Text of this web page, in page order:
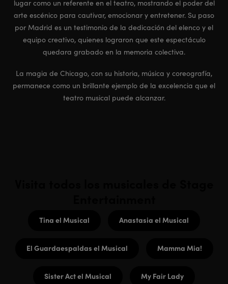
lugar como un referente en el teatro, mostrando el poder del
arte escénico para cautivar, emocionar y entretener. Su paso
por Madrid es un testimonio de la dedicación del elenco y el
equipo creativo, quienes lograron que este espectáculo
quedara grabado en la memoria colectiva.
La magia de Chicago, con su historia, música y coreografía,
permanece como un brillante ejemplo de la excelencia que el
teatro musical puede alcanzar.
Tina el Musical Anastasia el Musical
El Guardaespaldas el Musical Mamma Mia!
Sister Act el Musical My Fair Lady